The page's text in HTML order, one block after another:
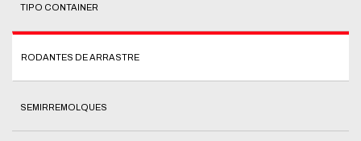
TIPO CONTAINER
RODANTES DE ARRASTRE
SEMIRREMOLQUES